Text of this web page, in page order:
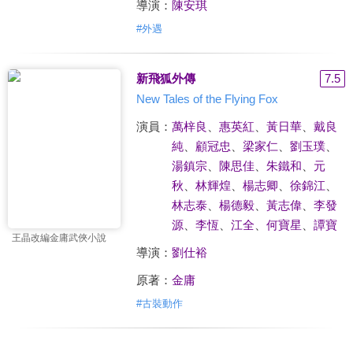
導演： 陳安琪
#外遇
王晶改編金庸武俠小說
新飛狐外傳
7.5
New Tales of the Flying Fox
演員： 萬梓良 惠英紅 黃日華、 戴良
純、 顧冠忠 梁家仁 劉玉璞、
湯鎮宗、 陳思佳 朱鐵和
元
秋
林輝煌 楊志卿 徐錦江
林志泰、 楊德毅、 黃志偉、 李發
源、 李恆、 江全 何寶星 譚寶
導演： 劉仕裕
原著： 金庸
#古裝動作